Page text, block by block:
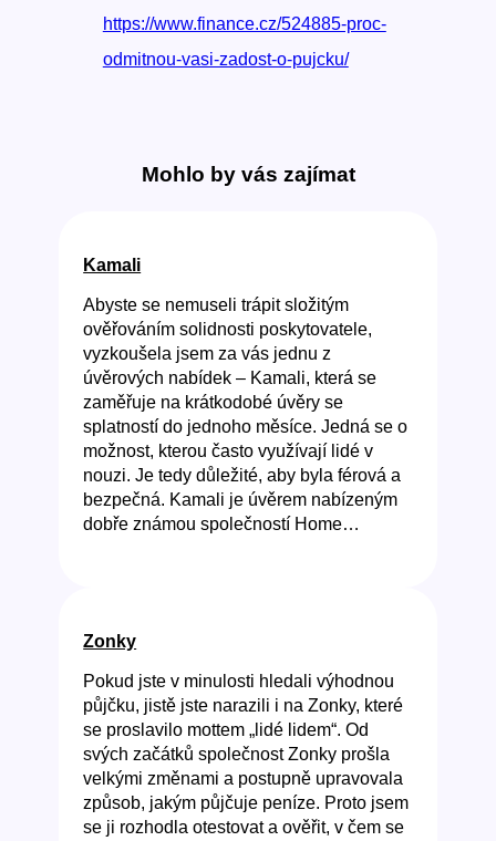
https://www.finance.cz/524885-proc-
odmitnou-vasi-zadost-o-pujcku/
Mohlo by vás zajímat
Kamali
Abyste se nemuseli trápit složitým
ověřováním solidnosti poskytovatele,
vyzkoušela jsem za vás jednu z
úvěrových nabídek – Kamali, která se
zaměřuje na krátkodobé úvěry se
splatností do jednoho měsíce. Jedná se o
možnost, kterou často využívají lidé v
nouzi. Je tedy důležité, aby byla férová a
bezpečná. Kamali je úvěrem nabízeným
dobře známou společností Home…
Zonky
Pokud jste v minulosti hledali výhodnou
půjčku, jistě jste narazili i na Zonky, které
se proslavilo mottem „lidé lidem“. Od
svých začátků společnost Zonky prošla
velkými změnami a postupně upravovala
způsob, jakým půjčuje peníze. Proto jsem
se ji rozhodla otestovat a ověřit, v čem se